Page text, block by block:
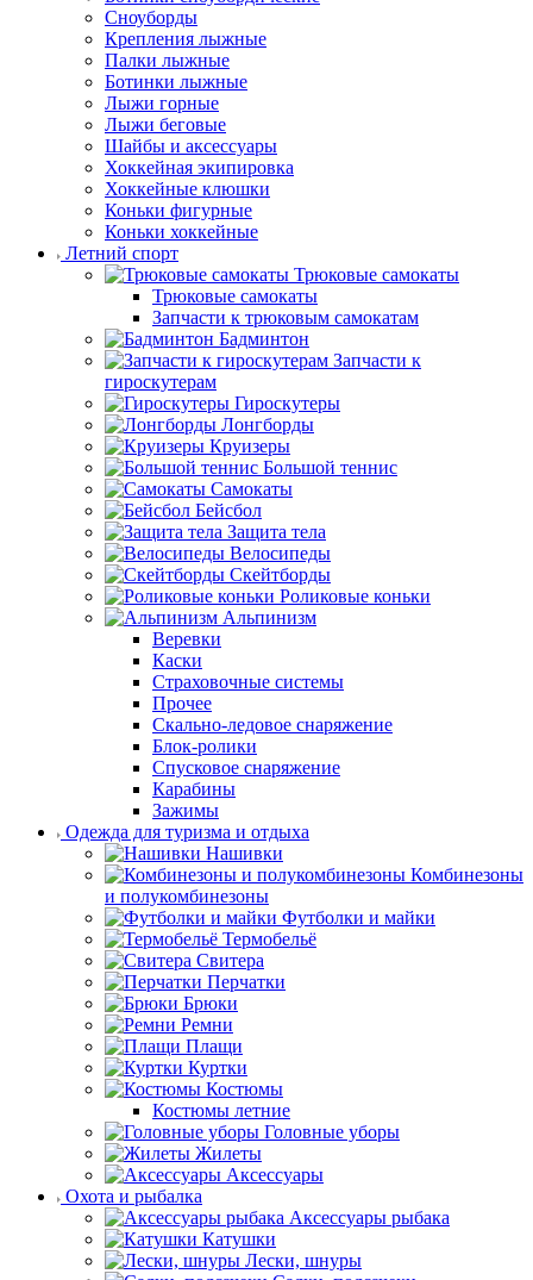
Сноуборды
Крепления лыжные
Палки лыжные
Ботинки лыжные
Лыжи горные
Лыжи беговые
Шайбы и аксессуары
Хоккейная экипировка
Хоккейные клюшки
Коньки фигурные
Коньки хоккейные
Летний спорт
Трюковые самокаты
Трюковые самокаты
Запчасти к трюковым самокатам
Бадминтон
Запчасти к
гироскутерам
Гироскутеры
Лонгборды
Круизеры
Большой теннис
Самокаты
Бейсбол
Защита тела
Велосипеды
Скейтборды
Роликовые коньки
Альпинизм
Веревки
Каски
Страховочные системы
Прочее
Скально-ледовое снаряжение
Блок-ролики
Спусковое снаряжение
Карабины
Зажимы
Одежда для туризма и отдыха
Нашивки
Комбинезоны
и полукомбинезоны
Футболки и майки
Термобельё
Свитера
Перчатки
Брюки
Ремни
Плащи
Куртки
Костюмы
Костюмы летние
Головные уборы
Жилеты
Аксессуары
Охота и рыбалка
Аксессуары рыбака
Катушки
Лески, шнуры